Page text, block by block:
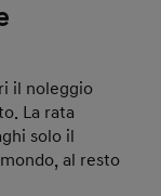
il noleggio
La rata
solo il
al resto